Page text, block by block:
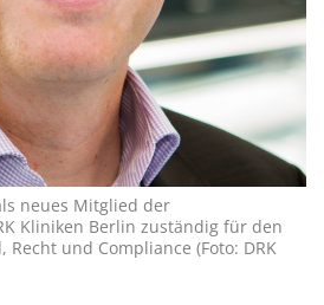
neues Mitglied der
Kliniken Berlin zuständig für den
und Compliance (Foto: DRK